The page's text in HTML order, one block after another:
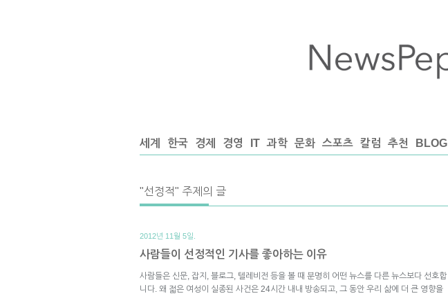
세계 한국 경제 경영 IT 과학 문화 스포츠 칼럼 추천 BLOG
"선정적" 주제의 글
2012년 11월 5일.
사람들이 선정적인 기사를 좋아하는 이유
사람들은 신문, 잡지, 블로그, 텔레비전 등을 볼 때 분명히 어떤 뉴스를 다른 뉴스보다 선호합
니다. 왜 젋은 여성이 실종된 사건은 24시간 내내 방송되고, 그 동안 우리 삶에 더 큰 영향을